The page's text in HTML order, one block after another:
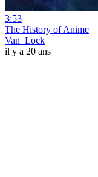
3:53
The History of Anime
Van_Lock
il y a 20 ans